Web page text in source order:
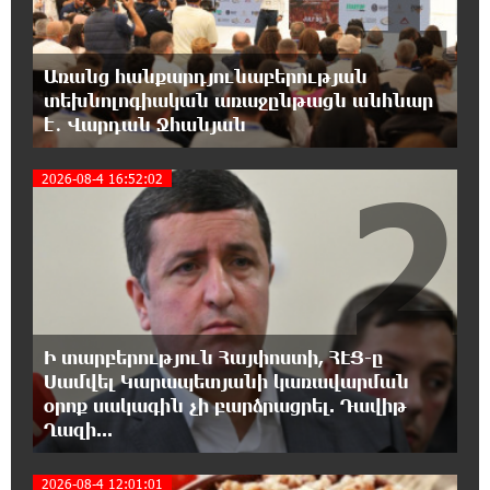
18:21:30 8-08-2026
Երևանում անցկացվել է հաշմանդամություն
ունեցող անձանց միջազգային մարզական
փառատոն
18:02:58 8-08-2026
Դմիտրի Մեդվեդև. Արևմուտքի
քաղաքականությունը Հայաստանի
նկատմամբ կրկնում է վրացական սցենարը
17:36:59 8-08-2026
Ադրբեջանցիների բնակեցումը
Հայաստանում լուրջ վտանգներ է
պարունակում. Ավետիք Չալաբյան
17:28:45 8-08-2026
WCC-ն արձագանքել է Հայ Եկեղեցու շուրջ
Առանց հանքարդյունաբերության
տեխնոլոգիական առաջընթացն անհնար
է․ Վարդան Ջհանյան
2026-08-4 16:52:02
Ի տարբերություն Հայփոստի, ՀԷՑ-ը
Սամվել Կարապետյանի կառավարման
օրոք սակագին չի բարձրացրել. Դավիթ
Ղազի...
2
2026-08-4 12:01:01